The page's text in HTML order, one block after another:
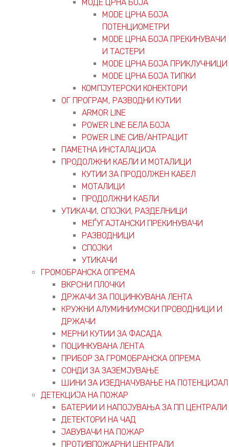
МОДЕ ЦРНА БОЈА
MODE ЦРНА БОЈА
ПОТЕНЦИОМЕТРИ
MODE ЦРНА БОЈА ПРЕКИНУВАЧИ
И ТАСТЕРИ
MODE ЦРНА БОЈА ПРИКЛУЧНИЦИ
MODE ЦРНА БОЈА ТИПКИ
КОМПЈУТЕРСКИ КОНЕКТОРИ
ОГ ПРОГРАМ, РАЗВОДНИ КУТИИ
ARMOR LINE
POWER LINE БЕЛА БОЈА
POWER LINE СИВ/АНТРАЦИТ
ПАМЕТНА ИНСТАЛАЦИЈА
ПРОДОЛЖНИ КАБЛИ И МОТАЛИЦИ
КУТИИ ЗА ПРОДОЛЖЕН КАБЕЛ
МОТАЛИЦИ
ПРОДОЛЖНИ КАБЛИ
УТИКАЧИ, СПОЈКИ, РАЗДЕЛНИЦИ
МЕЃУГАЈТАНСКИ ПРЕКИНУВАЧИ
РАЗВОДНИЦИ
СПОЈКИ
УТИКАЧИ
ГРОМОБРАНСКА ОПРЕМА
ВКРСНИ ПЛОЧКИ
ДРЖАЧИ ЗА ПОЦИНКУВАНА ЛЕНТА
КРУЖНИ АЛУМИНИУМСКИ ПРОВОДНИЦИ И
ДРЖАЧИ
МЕРНИ КУТИИ ЗА ФАСАДА
ПОЦИНКУВАНА ЛЕНТА
ПРИБОР ЗА ГРОМОБРАНСКА ОПРЕМА
СОНДИ ЗА ЗАЗЕМЈУВАЊЕ
ШИНИ ЗА ИЗЕДНАЧУВАЊЕ НА ПОТЕНЦИЈАЛ
ДЕТЕКЦИЈА НА ПОЖАР
БАТЕРИИ И НАПОЈУВАЊА ЗА ПП ЦЕНТРАЛИ
ДЕТЕКТОРИ НА ЧАД
ЈАВУВАЧИ НА ПОЖАР
ПРОТИВПОЖАРНИ ЦЕНТРАЛИ